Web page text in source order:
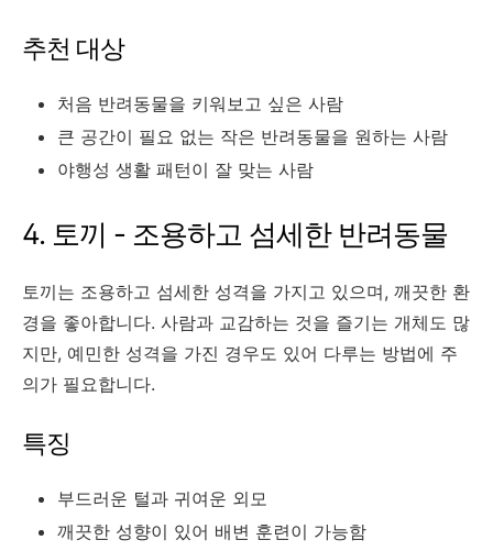
추천 대상
처음 반려동물을 키워보고 싶은 사람
큰 공간이 필요 없는 작은 반려동물을 원하는 사람
야행성 생활 패턴이 잘 맞는 사람
4. 토끼 - 조용하고 섬세한 반려동물
토끼는 조용하고 섬세한 성격을 가지고 있으며, 깨끗한 환
경을 좋아합니다. 사람과 교감하는 것을 즐기는 개체도 많
지만, 예민한 성격을 가진 경우도 있어 다루는 방법에 주
의가 필요합니다.
특징
부드러운 털과 귀여운 외모
깨끗한 성향이 있어 배변 훈련이 가능함